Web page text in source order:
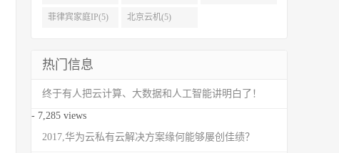
(5)
菲律宾家庭IP(5) 北京云机(5)
热门信息
终于有人把云计算、大数据和人工智能讲明白了！
- 7,285 views
2017,华为云私有云解决方案缘何能够屡创佳绩？